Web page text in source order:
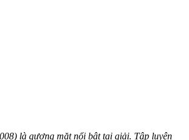
là gương mặt nổi bật tại giải. Tập luyện